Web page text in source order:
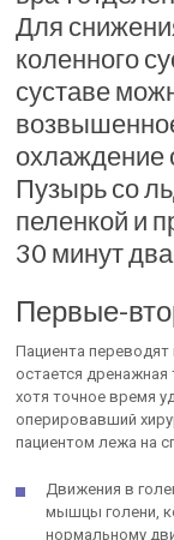
Для
коленного
суставе
охлаждение
Пузырь со
пеленкой и
30 минут
Первые-
Пациента
остается дренажная
хотя точное время
оперировавший
пациентом лежа на
Движения в
мышцы голени,
нормальному